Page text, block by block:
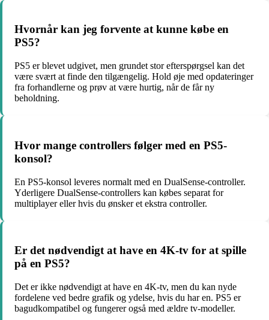
Hvornår kan jeg forvente at kunne købe en
PS5?
PS5 er blevet udgivet, men grundet stor efterspørgsel kan det
være svært at finde den tilgængelig. Hold øje med opdateringer
fra forhandlerne og prøv at være hurtig, når de får ny
beholdning.
Hvor mange controllers følger med en PS5-
konsol?
En PS5-konsol leveres normalt med en DualSense-controller.
Yderligere DualSense-controllers kan købes separat for
multiplayer eller hvis du ønsker et ekstra controller.
Er det nødvendigt at have en 4K-tv for at spille
på en PS5?
Det er ikke nødvendigt at have en 4K-tv, men du kan nyde
fordelene ved bedre grafik og ydelse, hvis du har en. PS5 er
bagudkompatibel og fungerer også med ældre tv-modeller.